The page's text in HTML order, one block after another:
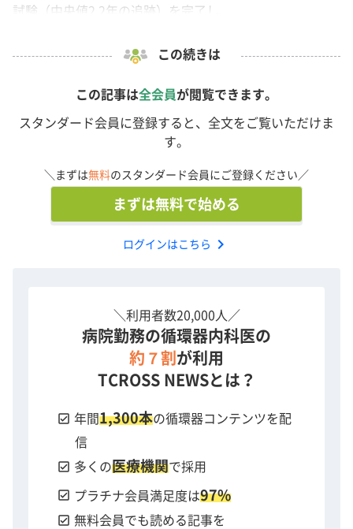
試験（中央値2.2年の追跡）を完了し、...
この続きは
この記事は全会員が閲覧できます。
スタンダード会員に登録すると、全文をご覧いただけま
す。
＼まずは無料のスタンダード会員にご登録ください／
まずは無料で始める
ログインはこちら chevron_right
＼利用者数20,000人／
病院勤務の循環器内科医の
約７割 が利用
TCROSS NEWSとは？
check_box 年間1,300本の循環器コンテンツを配
信
check_box 多くの医療機関で採用
check_box プラチナ会員満足度は97%
check_box 無料会員でも読める記事を